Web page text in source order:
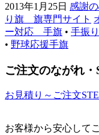
2013年1月25日 感謝
り旗 旗専門サイト
ー対応 手旗 • 手振
• 野球応援手旗
ご注文のながれ・
お見積り～ご注文
お客様から安心して